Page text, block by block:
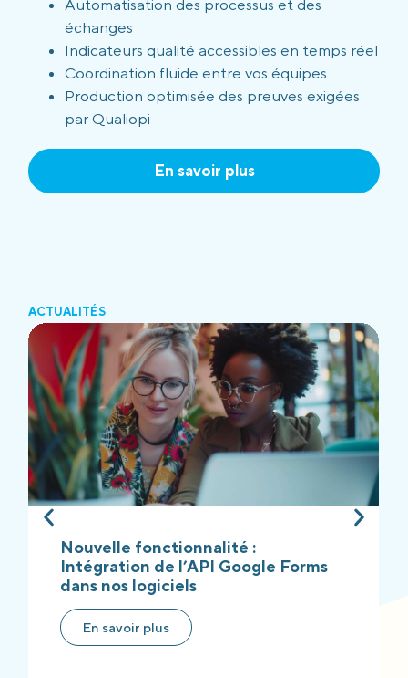
Automatisation des processus et des
échanges
Indicateurs qualité accessibles en temps réel
Coordination fluide entre vos équipes
Production optimisée des preuves exigées
par Qualiopi
En savoir plus
ACTUALITÉS
Nouvelle fonctionnalité :
Intégration de l’API Google Forms
dans nos logiciels
En savoir plus